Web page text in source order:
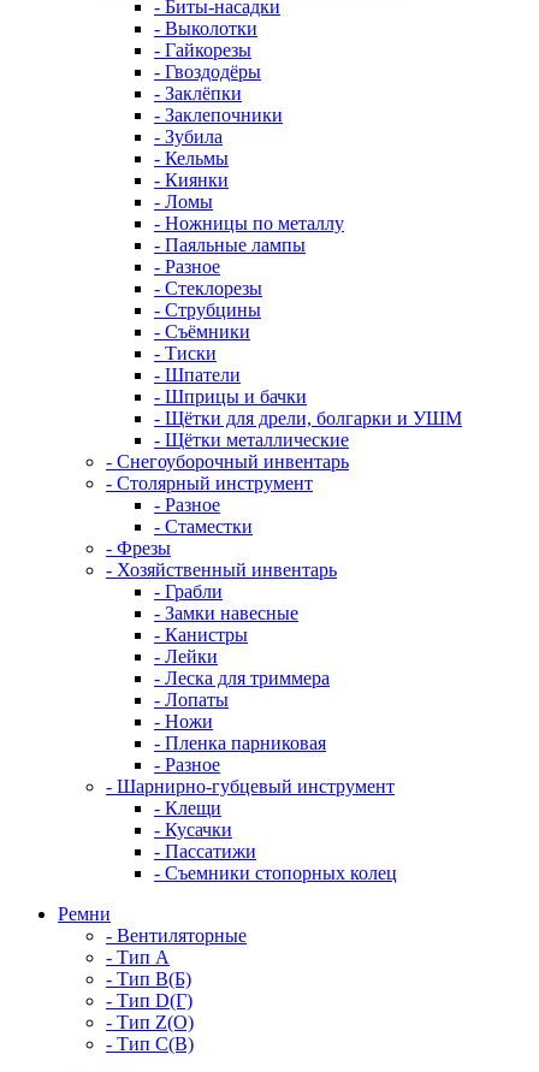
- Биты-насадки
- Выколотки
- Гайкорезы
- Гвоздодёры
- Заклёпки
- Заклепочники
- Зубила
- Кельмы
- Киянки
- Ломы
- Ножницы по металлу
- Паяльные лампы
- Разное
- Стеклорезы
- Струбцины
- Съёмники
- Тиски
- Шпатели
- Шприцы и бачки
- Щётки для дрели, болгарки и УШМ
- Щётки металлические
- Снегоуборочный инвентарь
- Столярный инструмент
- Разное
- Стаместки
- Фрезы
- Хозяйственный инвентарь
- Грабли
- Замки навесные
- Канистры
- Лейки
- Леска для триммера
- Лопаты
- Ножи
- Пленка парниковая
- Разное
- Шарнирно-губцевый инструмент
- Клещи
- Кусачки
- Пассатижи
- Съемники стопорных колец
Ремни
- Вентиляторные
- Тип A
- Тип B(Б)
- Тип D(Г)
- Тип Z(O)
- Тип С(В)